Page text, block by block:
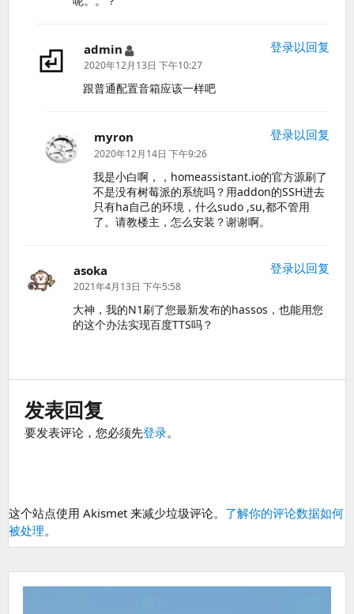
admin
说
道：
2020年12月13日 下午10:27
跟普通配置音箱应该一样吧
登录以回复
myron
道：
2020年12月14日 下午9:26
我是小白啊，，homeassistant.io的官方源刷了
不是没有树莓派的系统吗？用addon的SSH进去
只有ha自己的环境，什么sudo ,su,都不管用
了。请教楼主，怎么安装？谢谢啊。
登录以回复
asoka
道：
2021年4月13日 下午5:58
大神，我的N1刷了您最新发布的hassos，也能用您
的这个办法实现百度TTS吗？
登录以回复
发表回复
要发表评论，您必须先登录。
这个站点使用 Akismet 来减少垃圾评论。 了解你的评论数据如何
被处理。